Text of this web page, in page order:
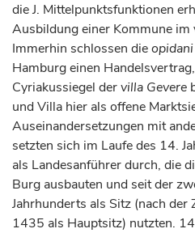
die J. Mittelpunktsfunktionen
Ausbildung einer Kommune im
Immerhin schlossen die
Hamburgeinen
Cyriakussiegel dervilla Gevere
und Villa hier als offene
Auseinandersetzungen mit
setzten sich im Laufe des 14.
als Landesanführer durch, die
Burg ausbauten und seit der
Jahrhunderts als Sitz (nach der
1435 als Hauptsitz) nutzten.